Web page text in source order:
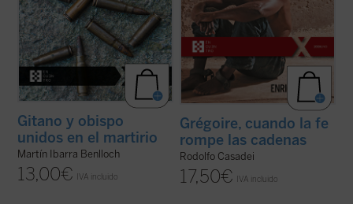
Gitano y obispo
unidos en el martirio
Martín Ibarra Benlloch
13,00€ IVA incluido
Grégoire, cuando la fe
rompe las cadenas
Rodolfo Casadei
17,50€ IVA incluido